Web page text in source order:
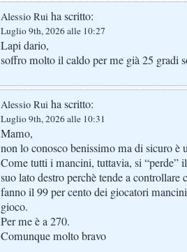
Alessio Rui ha scritto:
Luglio 9th, 2026 alle 10:27
Lapi dario,
soffro molto il caldo per me già 25 gradi
Alessio Rui ha scritto:
Luglio 9th, 2026 alle 10:31
Mamo,
non lo conosco benissimo ma di sicuro è
Come tutti i mancini, tuttavia, si “perde”
suo lato destro perchè tende a controllare
fanno il 99 per cento dei giocatori
gioco.
Per me è a 270.
Comunque molto bravo